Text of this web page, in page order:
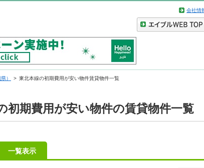
会社情
） 東北本線の初期費用が安い物件賃貸物件一覧
初期費用が安い物件の賃貸物件一覧
一覧表示